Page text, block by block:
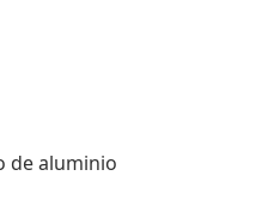
de aluminio